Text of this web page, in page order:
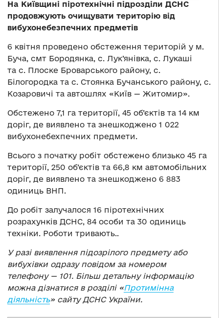
На Київщині піротехнічні підрозділи ДСНС
продовжують очищувати територію від
вибухонебезпечних предметів
6 квітня проведено обстеження територій у м.
Буча, смт Бородянка, с. Лук’янівка, с. Лукаші
та с. Плоске Броварського району, с.
Білогородка та с. Стоянка Бучанського району, с.
Козаровичі та автошлях «Київ — Житомир».
Обстежено 7,1 га території, 45 об’єктів та 14 км
доріг, де виявлено та знешкоджено 1 022
вибухонебехпечних предмети.
Всього з початку робіт обстежено близько 45 га
території, 250 об’єктів та 66,8 км автомобільних
доріг, де виявлено та знешкоджено 6 883
одиниць ВНП.
До робіт залучалося 16 піротехнічних
розрахунків ДСНС, 84 особи та 30 одиниць
техніки. Роботи тривають..
У разі виявлення підозрілого предмету або
вибухівки одразу повідом за номером
телефону — 101. Більш детальну інформацію
можна дізнатися в розділі «Протимінна
діяльність» сайту ДСНС України.